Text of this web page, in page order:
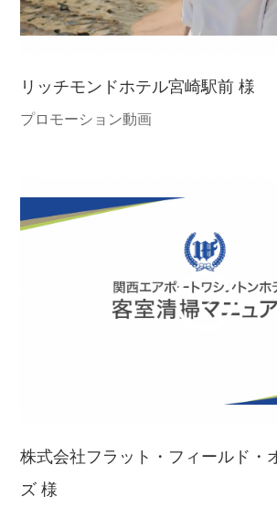
リッチモンドホテル宮崎駅前 様
プロモーション動画
株式会社フラット・フィールド・
ズ 様